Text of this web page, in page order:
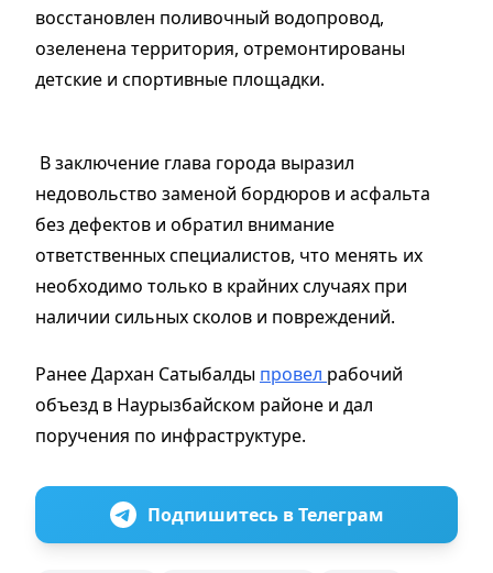
восстановлен поливочный водопровод,
озеленена территория, отремонтированы
детские и спортивные площадки.
В заключение глава города выразил
недовольство заменой бордюров и асфальта
без дефектов и обратил внимание
ответственных специалистов, что менять их
необходимо только в крайних случаях при
наличии сильных сколов и повреждений.
Ранее Дархан Сатыбалды провел рабочий
объезд в Наурызбайском районе и дал
поручения по инфраструктуре.
Подпишитесь в Телеграм